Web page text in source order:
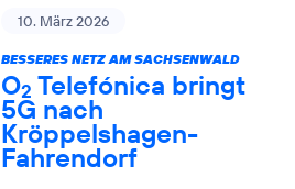
10. März 2026
BESSERES NETZ AM SACHSENWALD
O2 Telefónica bringt
5G nach
Kröppelshagen-
Fahrendorf